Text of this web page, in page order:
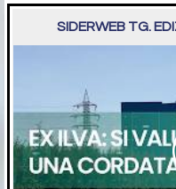
SIDERWEB TG.